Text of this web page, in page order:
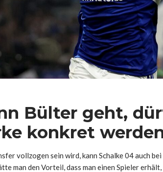
Bülter geht,
konkret
vollzogen sein wird, kann Schalke 04 auch
man den Vorteil, dass man einen Spieler